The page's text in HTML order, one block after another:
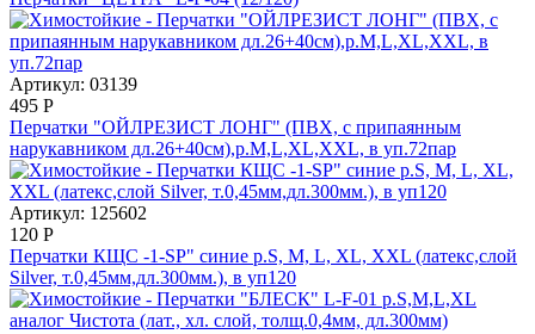
Артикул: 03139
495 Р
Перчатки "ОЙЛРЕЗИСТ ЛОНГ" (ПВХ, с припаянным
нарукавником дл.26+40см),р.M,L,XL,XXL, в уп.72пар
Артикул: 125602
120 Р
Перчатки КЩС -1-SP" синие р.S, M, L, XL, XXL (латекс,слой
Silver, т.0,45мм,дл.300мм.), в уп120